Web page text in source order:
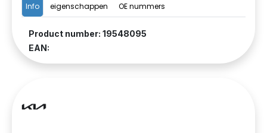
Info eigenschappen OE nummers
Product number: 19548095
EAN: